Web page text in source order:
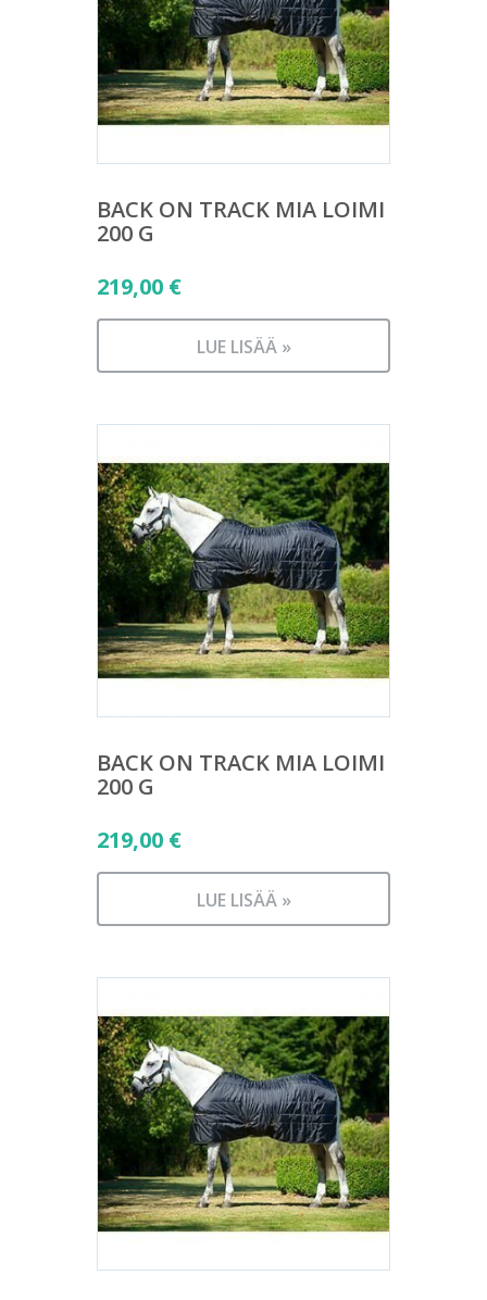
BACK ON TRACK MIA LOIMI
200 G
219,00 €
LUE LISÄÄ »
BACK ON TRACK MIA LOIMI
200 G
219,00 €
LUE LISÄÄ »